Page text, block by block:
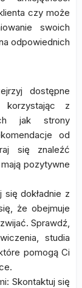
czy może
swoich
odpowiednich
dostępne
korzystając z
jak strony
od
się znaleźć
pozytywne
się dokładnie z
że obejmuje
Sprawdź,
studia
pomogą Ci
Skontaktuj się